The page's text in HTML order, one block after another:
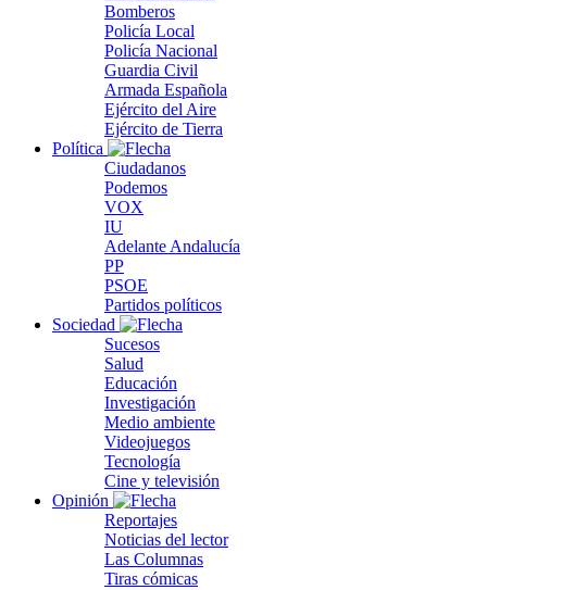
Bomberos
Policía Local
Policía Nacional
Guardia Civil
Armada Española
Ejército del Aire
Ejército de Tierra
Política
Ciudadanos
Podemos
VOX
IU
Adelante Andalucía
PP
PSOE
Partidos políticos
Sociedad
Sucesos
Salud
Educación
Investigación
Medio ambiente
Videojuegos
Tecnología
Cine y televisión
Opinión
Reportajes
Noticias del lector
Las Columnas
Tiras cómicas